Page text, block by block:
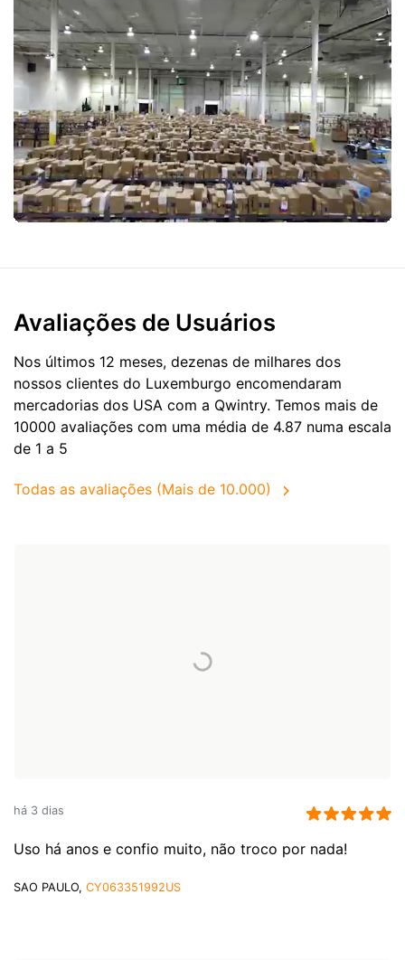
Avaliações de Usuários
Nos últimos 12 meses, dezenas de milhares dos
nossos clientes do Luxemburgo encomendaram
mercadorias dos USA com a Qwintry. Temos mais de
10000 avaliações com uma média de 4.87 numa escala
de 1 a 5
Todas as avaliações (Mais de 10.000)
há 3 dias
Uso há anos e confio muito, não troco por nada!
SAO PAULO, CY063351992US